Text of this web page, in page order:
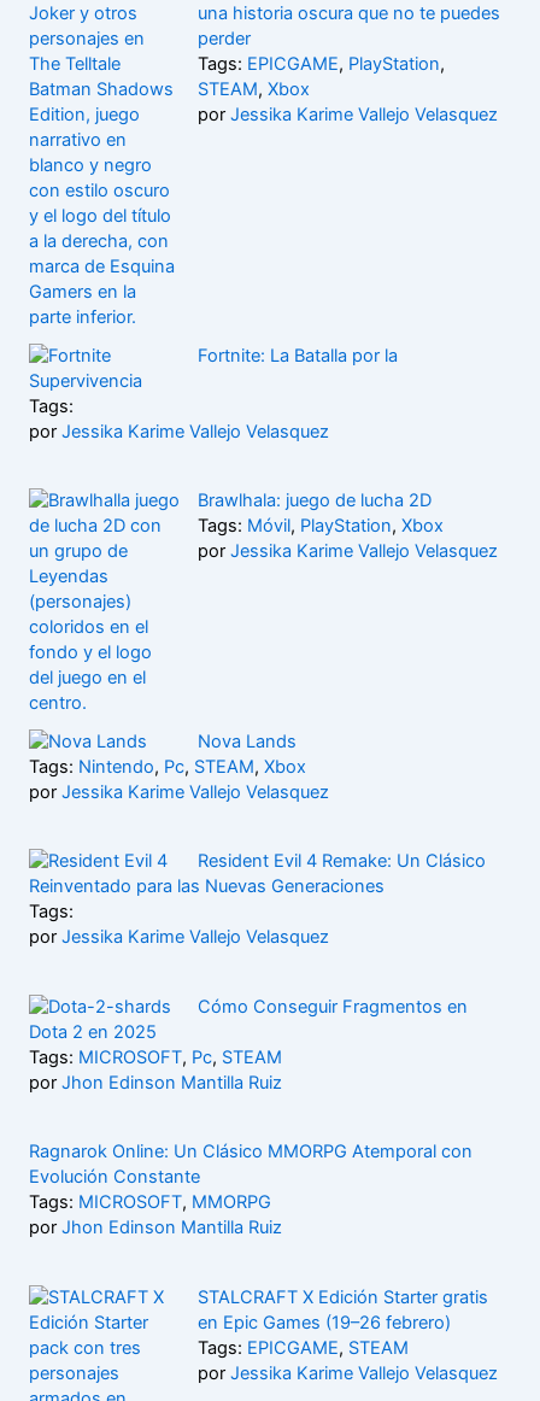
una historia oscura que no te puedes
perder
Tags: EPICGAME, PlayStation,
STEAM, Xbox
por Jessika Karime Vallejo Velasquez
Fortnite: La Batalla por la
Supervivencia
Tags:
porJessika Karime Vallejo Velasquez
Brawlhala: juego de lucha 2D
Tags: Móvil, PlayStation, Xbox
por Jessika Karime Vallejo Velasquez
Nova Lands
Tags: Nintendo, Pc, STEAM,Xbox
porJessika Karime Vallejo Velasquez
Resident Evil 4 Remake: Un Clásico
Reinventado para las Nuevas Generaciones
Tags:
porJessika Karime Vallejo Velasquez
Cómo Conseguir Fragmentos en
Dota 2 en 2025
Tags: MICROSOFT, Pc, STEAM
porJhon Edinson Mantilla Ruiz
Ragnarok Online: Un Clásico MMORPG Atemporal con
Evolución Constante
Tags: MICROSOFT, MMORPG
porJhon Edinson Mantilla Ruiz
STALCRAFT X Edición Starter gratis
en Epic Games (19–26 febrero)
Tags: EPICGAME, STEAM
por Jessika Karime Vallejo Velasquez